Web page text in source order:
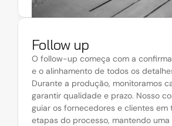
Follow up
O follow-up começa com a
e o alinhamento de todos os
Durante a produção, monitoramos
garantir qualidade e prazo. Nosso
guiar os fornecedores e clientes em
etapas do processo, mantendo